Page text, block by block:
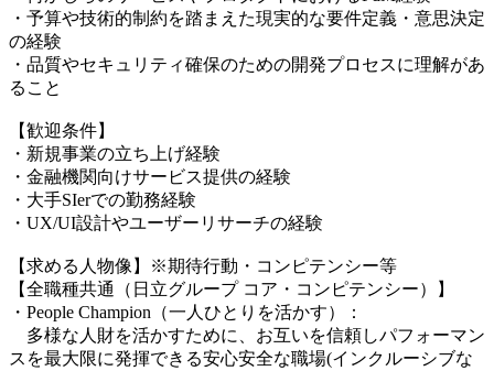
・予算や技術的制約を踏まえた現実的な要件定義・意思決定
の経験
・品質やセキュリティ確保のための開発プロセスに理解があ
ること
【歓迎条件】
・新規事業の立ち上げ経験
・金融機関向けサービス提供の経験
・大手SIerでの勤務経験
・UX/UI設計やユーザーリサーチの経験
【求める人物像】※期待行動・コンピテンシー等
【全職種共通（日立グループ コア・コンピテンシー）】
・People Champion（一人ひとりを活かす）：
多様な人財を活かすために、お互いを信頼しパフォーマン
スを最大限に発揮できる安心安全な職場(インクルーシブな